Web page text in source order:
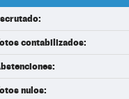
contabilizados:
nulos: